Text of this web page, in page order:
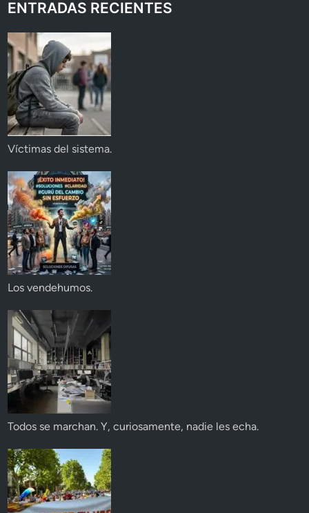
ENTRADAS RECIENTES
Víctimas del sistema.
Los vendehumos.
Todos se marchan. Y, curiosamente, nadie les echa.